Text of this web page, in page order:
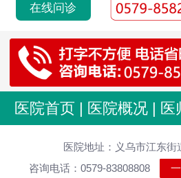
在线问诊
医院首页 | 医院概况 | 医
医院地址：义乌市江东街
咨询电话：0579-83808808